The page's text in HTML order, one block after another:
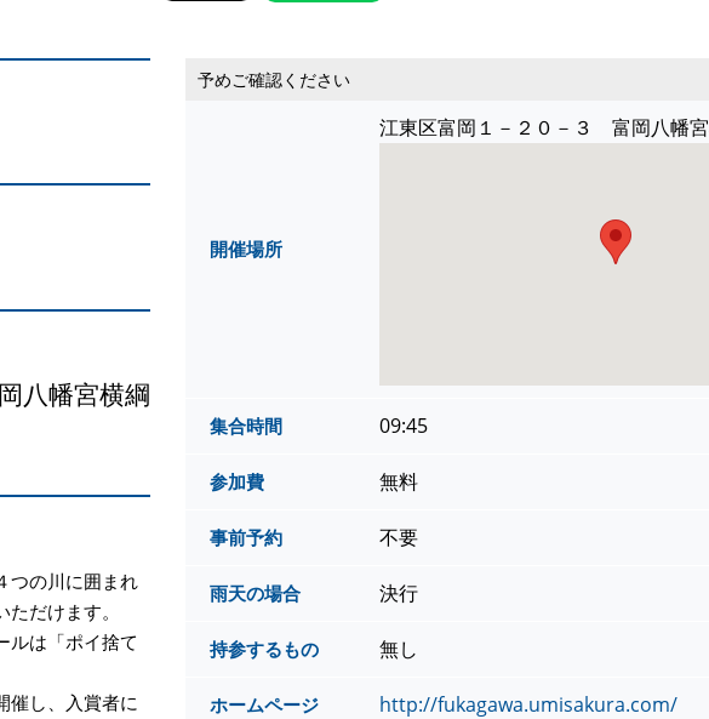
八幡宮横綱
つの川に囲まれ
だけます。
ルは「ポイ捨て
催し、入賞者に
予めご確認ください
開催場所
江東区富岡１－２０－３ 富岡八幡
集合時間 09:45
参加費 無料
事前予約 不要
雨天の場合 決行
持参するもの 無し
ホームページ http://fukagawa.umisakura.com/